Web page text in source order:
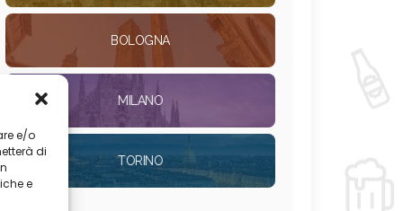
e/o
di
e
BOLOGNA
MILANO
TORINO